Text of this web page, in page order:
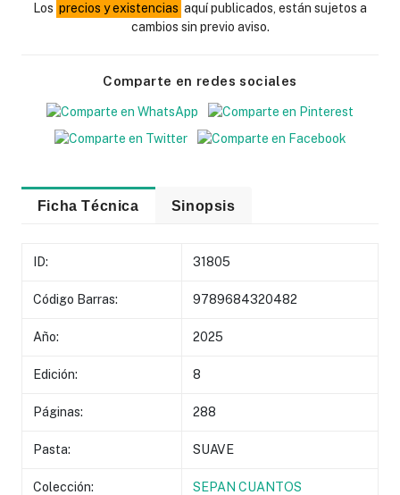
Los precios y existencias aquí publicados, están sujetos a
cambios sin previo aviso.
Comparte en redes sociales
Ficha Técnica Sinopsis
ID: 31805
Código Barras: 9789684320482
Año: 2025
Edición: 8
Páginas: 288
Pasta: SUAVE
Colección: SEPAN CUANTOS